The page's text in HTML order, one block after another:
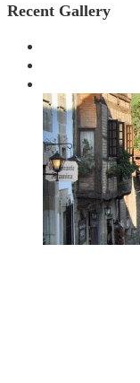
Recent Gallery